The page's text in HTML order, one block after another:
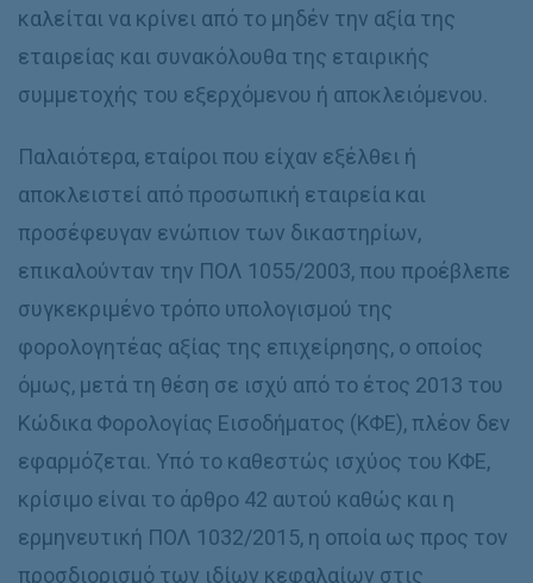
καλείται να κρίνει από το μηδέν την αξία της
εταιρείας και συνακόλουθα της εταιρικής
συμμετοχής του εξερχόμενου ή αποκλειόμενου.
Παλαιότερα, εταίροι που είχαν εξέλθει ή
αποκλειστεί από προσωπική εταιρεία και
προσέφευγαν ενώπιον των δικαστηρίων,
επικαλούνταν την ΠΟΛ 1055/2003, που προέβλεπε
συγκεκριμένο τρόπο υπολογισμού της
φορολογητέας αξίας της επιχείρησης, ο οποίος
όμως, μετά τη θέση σε ισχύ από το έτος 2013 του
Κώδικα Φορολογίας Εισοδήματος (ΚΦΕ), πλέον δεν
εφαρμόζεται. Υπό το καθεστώς ισχύος του ΚΦΕ,
κρίσιμο είναι το άρθρο 42 αυτού καθώς και η
ερμηνευτική ΠΟΛ 1032/2015, η οποία ως προς τον
προσδιορισμό των ιδίων κεφαλαίων στις